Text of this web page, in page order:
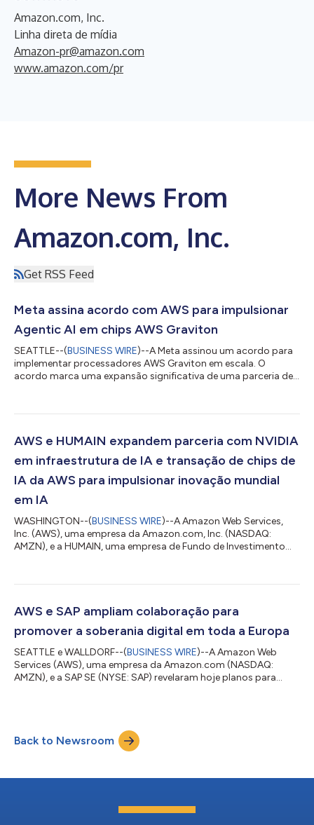
Amazon.com, Inc.
Linha direta de mídia
Amazon-pr@amazon.com
www.amazon.com/pr
More News From
Amazon.com, Inc.
Get RSS Feed
Meta assina acordo com AWS para impulsionar
Agentic AI em chips AWS Graviton
SEATTLE--(BUSINESS WIRE)--A Meta assinou um acordo para
implementar processadores AWS Graviton em escala. O
acordo marca uma expansão significativa de uma parceria de
dezenas de milhões de núcleos Graviton, com a flexibilidade
crescem. O acordo reflete uma mudança na forma como a
infraestrutura de IA é construída: embora as GPUs c...
AWS e HUMAIN expandem parceria com NVIDIA
em infraestrutura de IA e transação de chips de
IA da AWS para impulsionar inovação mundial
em IA
WASHINGTON--(BUSINESS WIRE)--A Amazon Web Services,
Inc. (AWS), uma empresa da Amazon.com, Inc. (NASDAQ:
AMZN), e a HUMAIN, uma empresa de Fundo de Investimento
Saudita, seus planos de fornecer, implantar e gerenciar até
como "Zona de IA" em Riad. Como parte da parceria ampliada,
a AWS irá se tornar a parceira de IA p...
AWS e SAP ampliam colaboração para
promover a soberania digital em toda a Europa
SEATTLE e WALLDORF--(BUSINESS WIRE)--A Amazon Web
Services (AWS), uma empresa da Amazon.com (NASDAQ:
AMZN), e a SAP SE (NYSE: SAP) revelaram hoje planos para
7,8 bilhões da Amazon. A colaboração se baseia na parceria de
longa data entre as empresas e na nova abordagem
abrangente da SAP para soberania digital e inovação em IA.
Back to Newsroom